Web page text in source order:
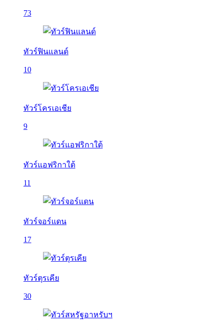
73
ทัวร์ฟินแลนด์
10
ทัวร์โครเอเชีย
9
ทัวร์แอฟริกาใต้
11
ทัวร์จอร์แดน
17
ทัวร์ตุรเคีย
30